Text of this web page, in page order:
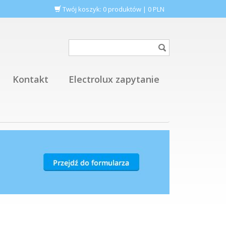
Twój koszyk: 0 produktów | 0 PLN
Kontakt Electrolux zapytanie